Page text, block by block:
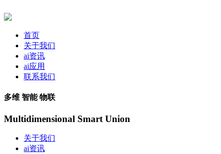
首页
关于我们
ai资讯
ai应用
联系我们
多维 智能 物联
Multidimensional Smart Union
关于我们
ai资讯